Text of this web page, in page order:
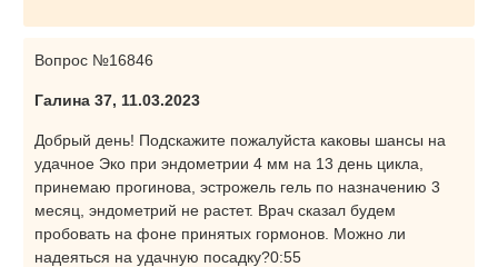
Вопрос №16846
Галина 37, 11.03.2023
Добрый день! Подскажите пожалуйста каковы шансы на
удачное Эко при эндометрии 4 мм на 13 день цикла,
принемаю прогинова, эстрожель гель по назначению 3
месяц, эндометрий не растет. Врач сказал будем
пробовать на фоне принятых гормонов. Можно ли
надеяться на удачную посадку?0:55